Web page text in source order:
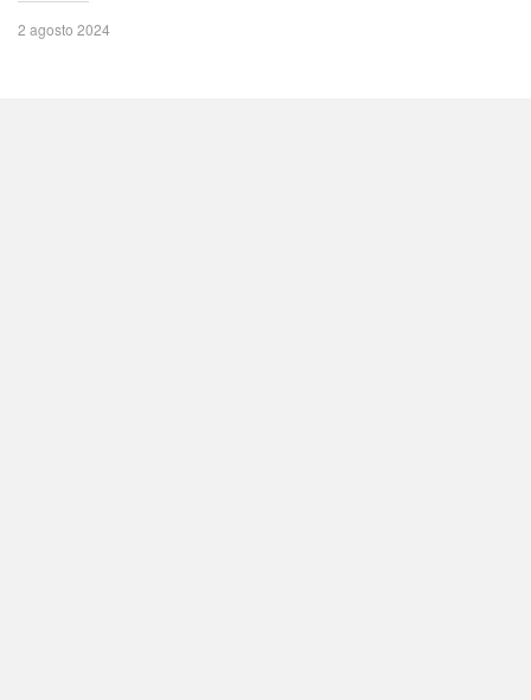
2 agosto 2024